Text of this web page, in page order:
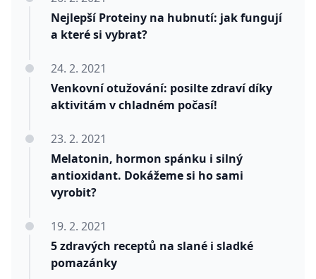
Nejlepší Proteiny na hubnutí: jak fungují
a které si vybrat?
Venkovní otužování: posilte zdraví díky
aktivitám v chladném počasí!
24. 2. 2021
Melatonin, hormon spánku i silný
antioxidant. Dokážeme si ho sami
vyrobit?
23. 2. 2021
5 zdravých receptů na slané i sladké
pomazánky
19. 2. 2021